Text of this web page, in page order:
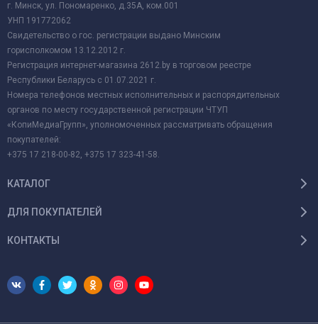
г. Минск, ул. Пономаренко, д.35А, ком.001
УНП 191772062
Свидетельство о гос. регистрации выдано Минским
горисполкомом 13.12.2012 г.
Регистрация интернет-магазина 2612.by в торговом реестре
Республики Беларусь с 01.07.2021 г.
Номера телефонов местных исполнительных и распорядительных
органов по месту государственной регистрации ЧТУП
«КопиМедиаГрупп», уполномоченных рассматривать обращения
покупателей:
+375 17 218-00-82, +375 17 323-41-58.
КАТАЛОГ
ДЛЯ ПОКУПАТЕЛЕЙ
КОНТАКТЫ